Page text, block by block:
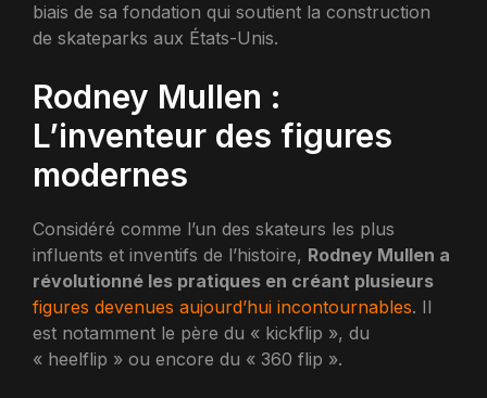
biais de sa fondation qui soutient la construction
de skateparks aux États-Unis.
Rodney Mullen :
L’inventeur des figures
modernes
Considéré comme l’un des skateurs les plus
influents et inventifs de l’histoire, Rodney Mullen a
révolutionné les pratiques en créant plusieurs
figures devenues aujourd’hui incontournables. Il
est notamment le père du « kickflip », du
« heelflip » ou encore du « 360 flip ».